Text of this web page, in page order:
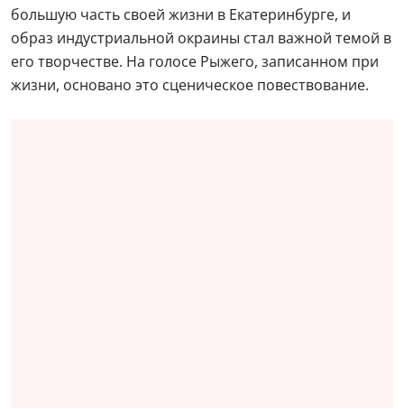
большую часть своей жизни в Екатеринбурге, и
образ индустриальной окраины стал важной темой в
его творчестве. На голосе Рыжего, записанном при
жизни, основано это сценическое повествование.